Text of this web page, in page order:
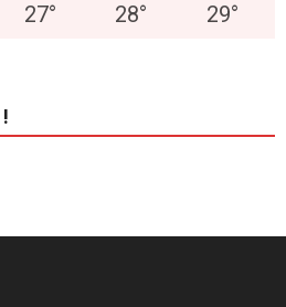
27° 28° 29°